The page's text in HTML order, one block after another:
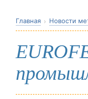
Главная Новости